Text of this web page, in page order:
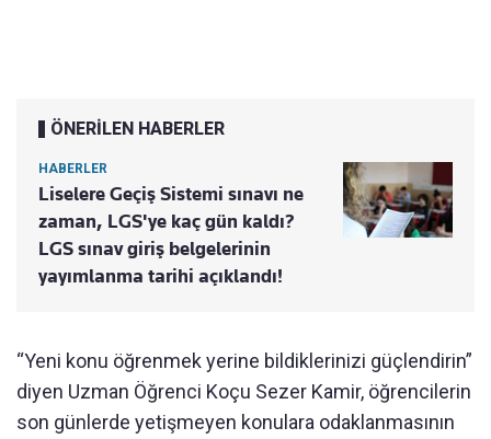
ÖNERİLEN HABERLER
HABERLER
Liselere Geçiş Sistemi sınavı ne
zaman, LGS'ye kaç gün kaldı?
LGS sınav giriş belgelerinin
yayımlanma tarihi açıklandı!
“Yeni konu öğrenmek yerine bildiklerinizi güçlendirin”
diyen Uzman Öğrenci Koçu Sezer Kamir, öğrencilerin
son günlerde yetişmeyen konulara odaklanmasının